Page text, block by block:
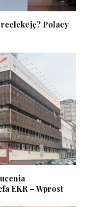
Polacy
EKR – Wprost